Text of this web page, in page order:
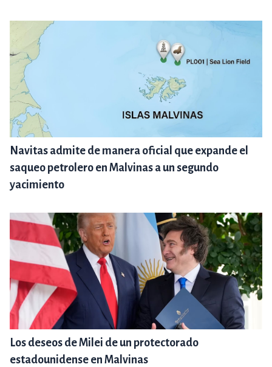
Navitas admite de manera oficial que expande el
saqueo petrolero en Malvinas a un segundo
yacimiento
Los deseos de Milei de un protectorado
estadounidense en Malvinas